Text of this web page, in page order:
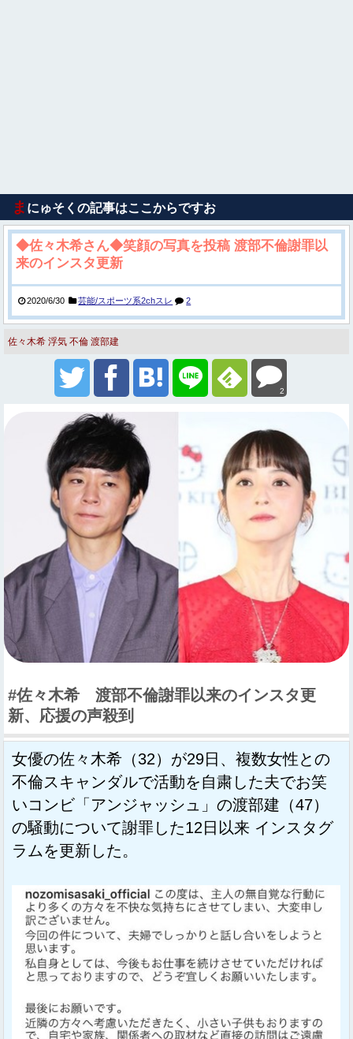
ま にゅそくの記事はここからですお
◆佐々木希さん◆笑顔の写真を投稿 渡部不倫謝罪以
来のインスタ更新
2020/6/30 芸能/スポーツ系2chスレ 2
佐々木希 浮気 不倫 渡部建
2
#佐々木希 渡部不倫謝罪以来のインスタ更
新、応援の声殺到
女優の佐々木希（32）が29日、複数女性との
不倫スキャンダルで活動を自粛した夫でお笑
いコンビ「アンジャッシュ」の渡部建（47）
の騒動について謝罪した12日以来 インスタグ
ラムを更新した。